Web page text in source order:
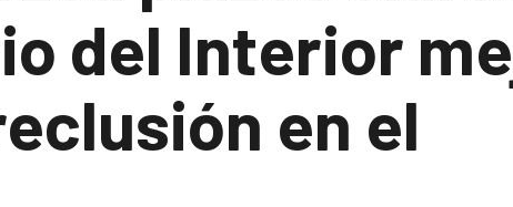
del Interior
en el